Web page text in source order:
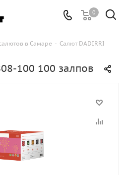
0
в Самаре - Cалют DADIRRI
100 100 залпов